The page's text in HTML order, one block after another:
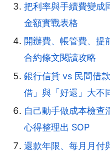
把利率與手續費變成
金額實戰表格
開辦費、帳管費、提
合約條文閱讀攻略
銀行信貸 vs 民間借
借」與「好還」大不
自己動手做成本檢查
心得整理出 SOP
還款年限、每月月付